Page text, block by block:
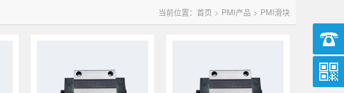
当前位置： 首页 > PMI产品 > PMI滑块